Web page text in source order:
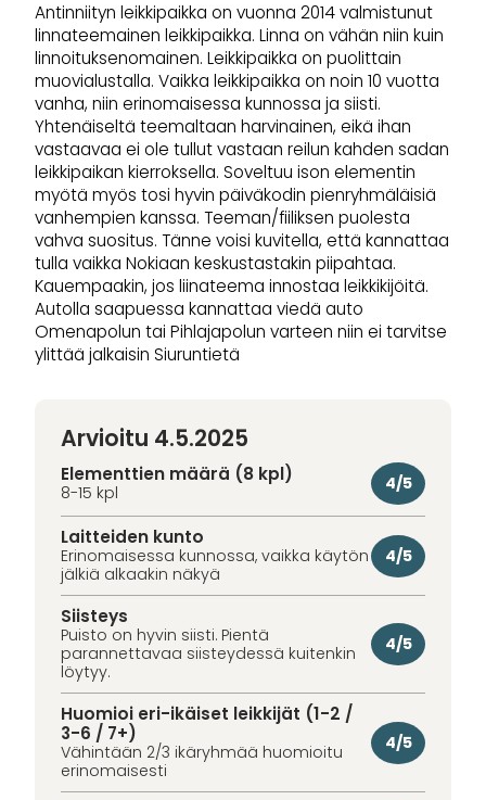
Antinniityn leikkipaikka on vuonna 2014 valmistunut
linnateemainen leikkipaikka. Linna on vähän niin kuin
linnoituksenomainen. Leikkipaikka on puolittain
muovialustalla. Vaikka leikkipaikka on noin 10 vuotta
vanha, niin erinomaisessa kunnossa ja siisti.
Yhtenäiseltä teemaltaan harvinainen, eikä ihan
vastaavaa ei ole tullut vastaan reilun kahden sadan
leikkipaikan kierroksella. Soveltuu ison elementin
myötä myös tosi hyvin päiväkodin pienryhmäläisiä
vanhempien kanssa. Teeman/fiiliksen puolesta
vahva suositus. Tänne voisi kuvitella, että kannattaa
tulla vaikka Nokiaan keskustastakin piipahtaa.
Kauempaakin, jos liinateema innostaa leikkikijöitä.
Autolla saapuessa kannattaa viedä auto
Omenapolun tai Pihlajapolun varteen niin ei tarvitse
ylittää jalkaisin Siuruntietä
Arvioitu 4.5.2025
Elementtien määrä (8 kpl)
8-15 kpl 4/5
Laitteiden kunto
Erinomaisessa kunnossa, vaikka käytön
jälkiä alkaakin näkyä
4/5
Siisteys
Puisto on hyvin siisti. Pientä
parannettavaa siisteydessä kuitenkin
löytyy.
4/5
Huomioi eri-ikäiset leikkijät (1-2 /
3-6 / 7+)
Vähintään 2/3 ikäryhmää huomioitu
erinomaisesti
4/5